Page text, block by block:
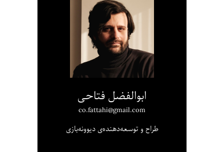
ابوالفضل فتاحی
co.fattahi@gmail.com
طراح و توسعه‌دهنده‌ی دیوونه‌بازی